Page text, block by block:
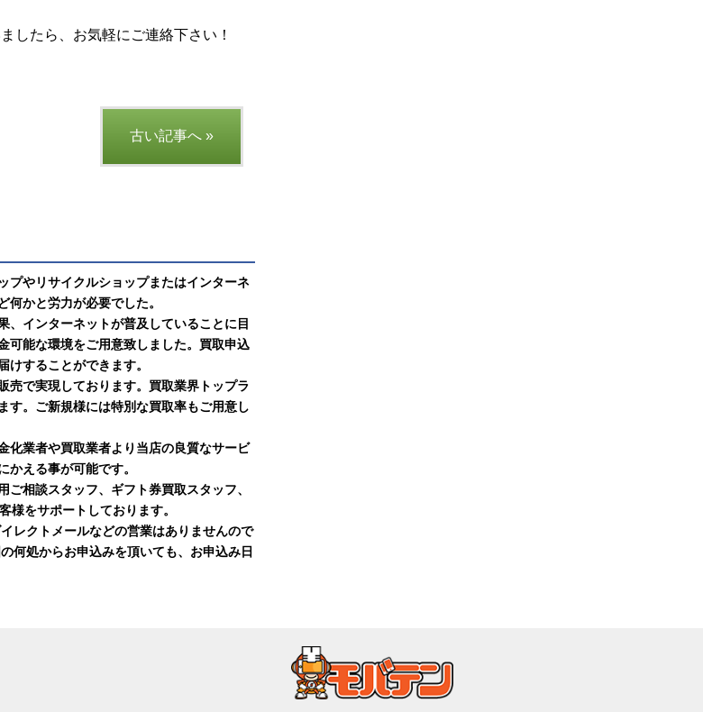
したら、お気軽にご連絡下さい！
古い記事へ »
プやリサイクルショップまたはインターネ
かと労力が必要でした。
、インターネットが普及していることに目
可能な環境をご用意致しました。買取申込
することができます。
売で実現しております。買取業界トップラ
す。ご新規様には特別な買取率もご用意し
化業者や買取業者より当店の良質なサービ
かえる事が可能です。
相談スタッフ、ギフト券買取スタッフ、
様をサポートしております。
レクトメールなどの営業はありませんので
何処からお申込みを頂いても、お申込み日